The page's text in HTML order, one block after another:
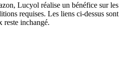
Lucyol réalise un bénéfice sur les
requises. Les liens ci-dessus sont
reste inchangé.